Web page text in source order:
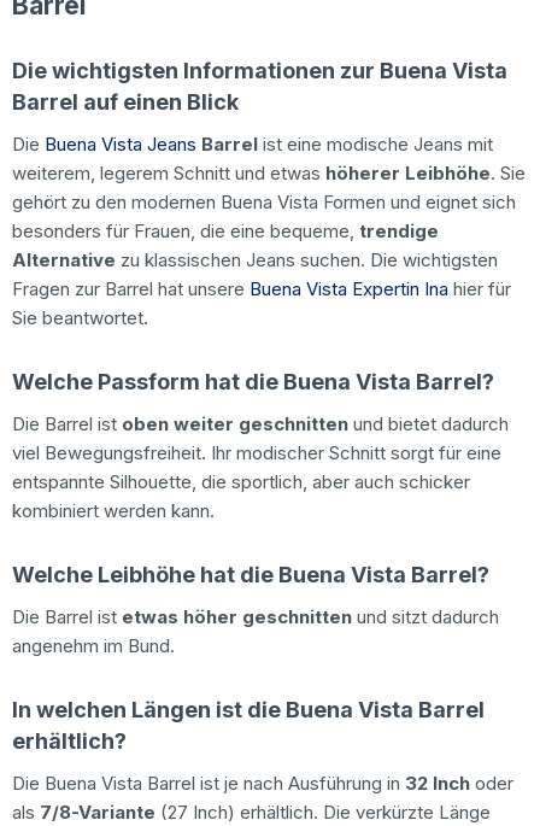
Die wichtigsten Informationen zur Buena Vista
Barrel auf einen Blick
Die Buena Vista Jeans Barrel ist eine modische Jeans mit
weiterem, legerem Schnitt und etwas höherer Leibhöhe. Sie
gehört zu den modernen Buena Vista Formen und eignet sich
besonders für Frauen, die eine bequeme, trendige
Alternative zu klassischen Jeans suchen. Die wichtigsten
Fragen zur Barrel hat unsere Buena Vista Expertin Ina hier für
Sie beantwortet.
Welche Passform hat die Buena Vista Barrel?
Die Barrel ist oben weiter geschnitten und bietet dadurch
viel Bewegungsfreiheit. Ihr modischer Schnitt sorgt für eine
entspannte Silhouette, die sportlich, aber auch schicker
kombiniert werden kann.
Welche Leibhöhe hat die Buena Vista Barrel?
Die Barrel ist etwas höher geschnitten und sitzt dadurch
angenehm im Bund.
In welchen Längen ist die Buena Vista Barrel
erhältlich?
Die Buena Vista Barrel ist je nach Ausführung in 32 Inch oder
als 7/8-Variante (27 Inch) erhältlich. Die verkürzte Länge